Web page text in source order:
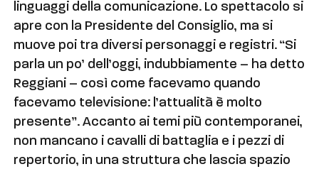
linguaggi della comunicazione. Lo spettacolo si
apre con la Presidente del Consiglio, ma si
muove poi tra diversi personaggi e registri. “Si
parla un po’ dell’oggi, indubbiamente – ha detto
Reggiani – così come facevamo quando
facevamo televisione: l’attualità è molto
presente”. Accanto ai temi più contemporanei,
non mancano i cavalli di battaglia e i pezzi di
repertorio, in una struttura che lascia spazio